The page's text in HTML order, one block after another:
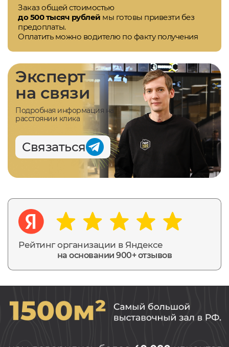
Заказ общей стоимостью
до 500 тысяч рублей мы готовы привезти без
предоплаты.
Оплатить можно водителю по факту получения
Рейтинг организации в Яндексе
на основании 900+ отзывов
Эксперт
на связи
Подробная информация на
расстоянии клика
Связаться